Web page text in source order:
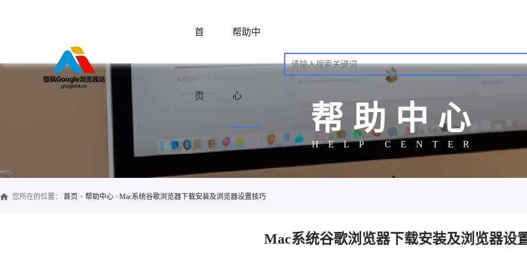
首
页
帮助中
心
帮助中心
HELP CENTER
您所在的位置： 首页 > 帮助中心 >Mac系统谷歌浏览器下载安装及浏览器设置技巧
Mac系统谷歌浏览器下载安装及浏览器设